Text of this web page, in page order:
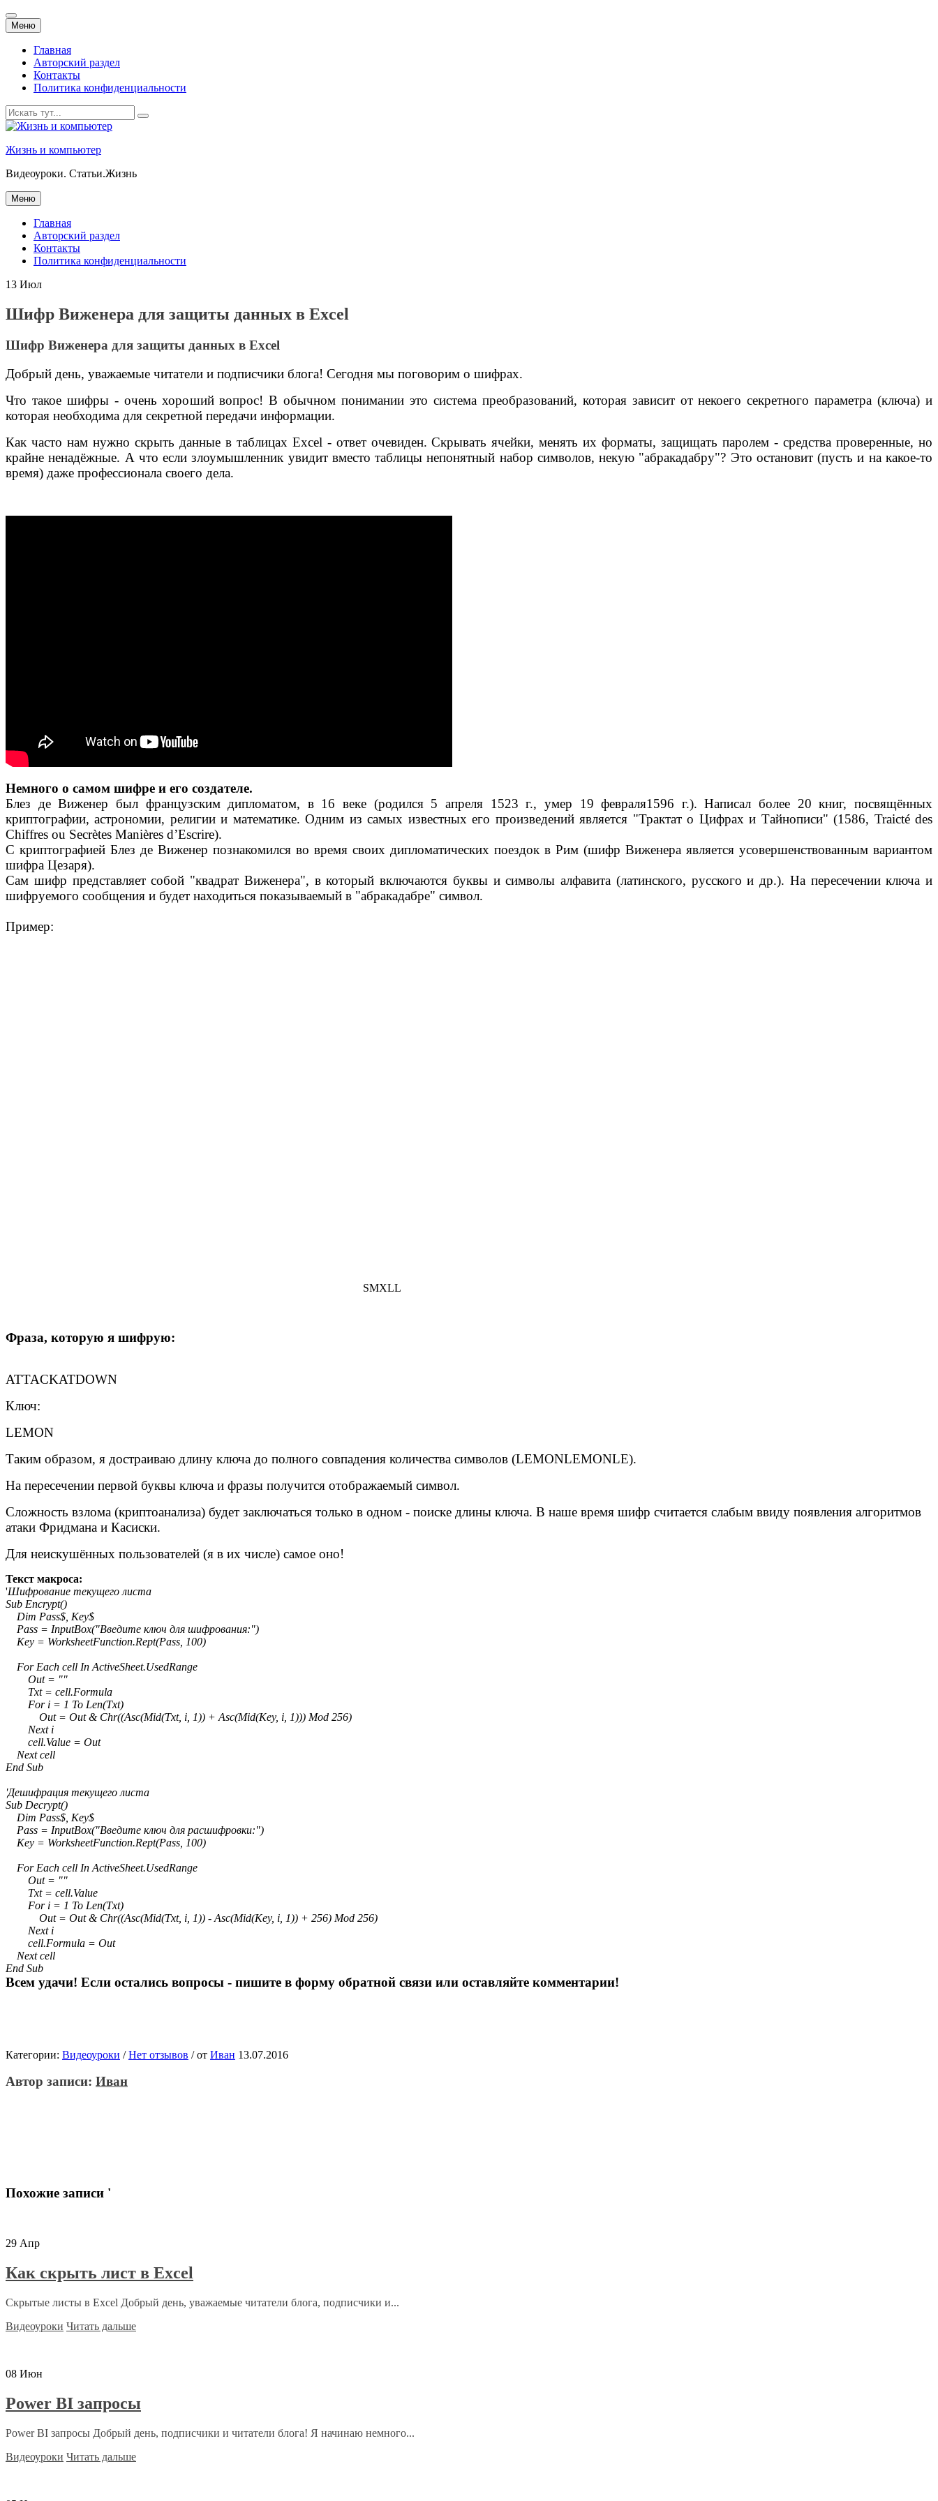
Меню Перейти
к
содержанию
Главная
Авторский раздел
Контакты
Политика конфиденциальности
Искать:
Жизнь и компьютер
Видеоуроки. Статьи.Жизнь
Меню Перейти
к
содержанию
Главная
Авторский раздел
Контакты
Политика конфиденциальности
13 Июл
Шифр Виженера для защиты данных в Excel
Шифр Виженера для защиты данных в Excel
Добрый день, уважаемые читатели и подписчики блога! Сегодня мы поговорим о шифрах.
Что такое шифры - очень хороший вопрос! В обычном понимании это система преобразований, которая зависит от некоего секретного параметра (ключа) и
которая необходима для секретной передачи информации.
Как часто нам нужно скрыть данные в таблицах Excel - ответ очевиден. Скрывать ячейки, менять их форматы, защищать паролем - средства проверенные, но
крайне ненадёжные. А что если злоумышленник увидит вместо таблицы непонятный набор символов, некую "абракадабру"? Это остановит (пусть и на какое-то
время) даже профессионала своего дела.
Немного о самом шифре и его создателе.
Блез де Виженер был французским дипломатом, в 16 веке (родился 5 апреля 1523 г., умер 19 февраля1596 г.). Написал более 20 книг, посвящённых
криптографии, астрономии, религии и математике. Одним из самых известных его произведений является "Трактат о Цифрах и Тайнописи" (1586, Traicté des
Chiffres ou Secrètes Manières d’Escrire).
С криптографией Блез де Виженер познакомился во время своих дипломатических поездок в Рим (шифр Виженера является усовершенствованным вариантом
шифра Цезаря).
Сам шифр представляет собой "квадрат Виженера", в который включаются буквы и символы алфавита (латинского, русского и др.). На пересечении ключа и
шифруемого сообщения и будет находиться показываемый в "абракадабре" символ.
Пример:
SMXLL
Фраза, которую я шифрую:
ATTACKATDOWN
Ключ:
LEMON
Таким образом, я достраиваю длину ключа до полного совпадения количества символов (LEMONLEMONLE).
На пересечении первой буквы ключа и фразы получится отображаемый символ.
Сложность взлома (криптоанализа) будет заключаться только в одном - поиске длины ключа. В наше время шифр считается слабым ввиду появления алгоритмов
атаки Фридмана и Касиски.
Для неискушённых пользователей (я в их числе) самое оно!
Текст макроса:
'Шифрование текущего листа
Sub Encrypt()
Dim Pass$, Key$
Pass = InputBox("Введите ключ для шифрования:")
Key = WorksheetFunction.Rept(Pass, 100)
For Each cell In ActiveSheet.UsedRange
Out = ""
Txt = cell.Formula
For i = 1 To Len(Txt)
Out = Out & Chr((Asc(Mid(Txt, i, 1)) + Asc(Mid(Key, i, 1))) Mod 256)
Next i
cell.Value = Out
Next cell
End Sub
'Дешифрация текущего листа
Sub Decrypt()
Dim Pass$, Key$
Pass = InputBox("Введите ключ для расшифровки:")
Key = WorksheetFunction.Rept(Pass, 100)
For Each cell In ActiveSheet.UsedRange
Out = ""
Txt = cell.Value
For i = 1 To Len(Txt)
Out = Out & Chr((Asc(Mid(Txt, i, 1)) - Asc(Mid(Key, i, 1)) + 256) Mod 256)
Next i
cell.Formula = Out
Next cell
End Sub
Всем удачи! Если остались вопросы - пишите в форму обратной связи или оставляйте комментарии!
Категории: Видеоуроки / Нет отзывов /от Иван 13.07.2016
Автор записи: Иван
Похожие записи '
29 Апр
Как скрыть лист в Excel
Скрытые листы в Excel Добрый день, уважаемые читатели блога, подписчики и...
Видеоуроки Читать дальше
08 Июн
Power BI запросы
Power BI запросы Добрый день, подписчики и читатели блога! Я начинаю немного...
Видеоуроки Читать дальше